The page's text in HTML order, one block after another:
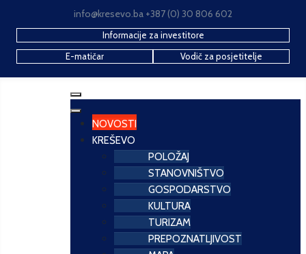
info@kresevo.ba +387 (0) 30 806 602
Informacije za investitore
E-matičar
Vodič za posjetitelje
NOVOSTI
KREŠEVO
POLOŽAJ
STANOVNIŠTVO
GOSPODARSTVO
KULTURA
TURIZAM
PREPOZNATLJIVOST